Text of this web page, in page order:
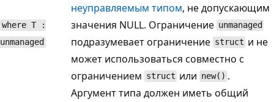
where T :
unmanaged
неуправляемым типом, не допускающим
значения NULL. Ограничение unmanaged
подразумевает ограничение struct и не
может использоваться совместно с
ограничением struct или new() .
Аргумент типа должен иметь общий